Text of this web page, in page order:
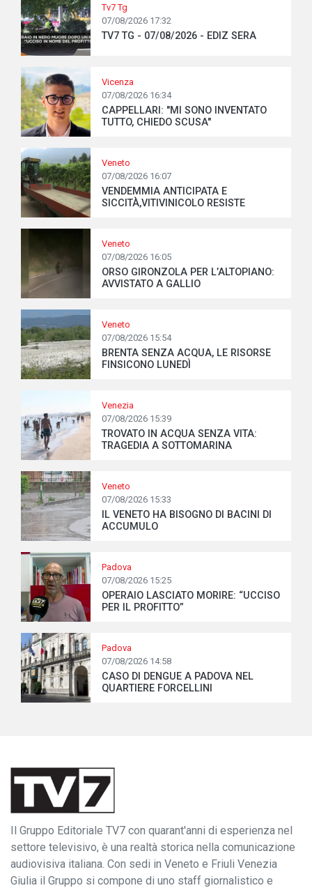
Tv7 Tg
07/08/2026 17:32
TV7 TG - 07/08/2026 - EDIZ SERA
Vicenza
07/08/2026 16:34
CAPPELLARI: "MI SONO INVENTATO
TUTTO, CHIEDO SCUSA"
Veneto
07/08/2026 16:07
VENDEMMIA ANTICIPATA E
SICCITÀ,VITIVINICOLO RESISTE
Veneto
07/08/2026 16:05
ORSO GIRONZOLA PER L’ALTOPIANO:
AVVISTATO A GALLIO
Veneto
07/08/2026 15:54
BRENTA SENZA ACQUA, LE RISORSE
FINSICONO LUNEDÌ
Venezia
07/08/2026 15:39
TROVATO IN ACQUA SENZA VITA:
TRAGEDIA A SOTTOMARINA
Veneto
07/08/2026 15:33
IL VENETO HA BISOGNO DI BACINI DI
ACCUMULO
Padova
07/08/2026 15:25
OPERAIO LASCIATO MORIRE: “UCCISO
PER IL PROFITTO”
Padova
07/08/2026 14:58
CASO DI DENGUE A PADOVA NEL
QUARTIERE FORCELLINI
Il Gruppo Editoriale TV7 con quarant'anni di esperienza nel
settore televisivo, è una realtà storica nella comunicazione
audiovisiva italiana. Con sedi in Veneto e Friuli Venezia
Giulia il Gruppo si compone di uno staff giornalistico e